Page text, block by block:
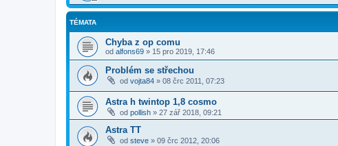
TÉMATA
Chyba z op comu
od alfons69 » 15 pro 2019, 17:46
Problém se střechou
od vojta84 » 08 črc 2011, 07:23
Astra h twintop 1,8 cosmo
od pollish » 27 zář 2018, 09:21
Astra TT
od steve » 09 črc 2012, 20:06